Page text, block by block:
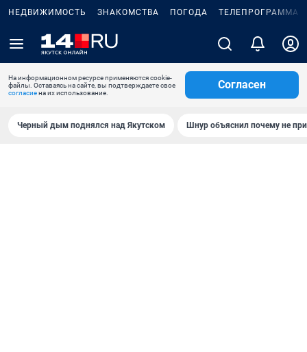
НЕДВИЖИМОСТЬ ЗНАКОМСТВА ПОГОДА ТЕЛЕПРОГРАММА
На информационном ресурсе применяются cookie-
файлы. Оставаясь на сайте, вы подтверждаете свое
согласиена их использование.
Согласен
Черный дым поднялся над Якутском Шнур объяснил почему не